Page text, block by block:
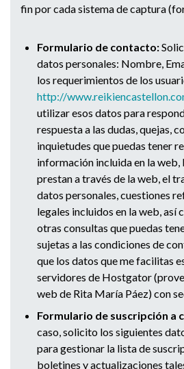
fin por cada sistema de captura
Formulario de contacto:
datos personales: Nombre,
los requerimientos de los
http://www.reikiencastellon.co
utilizar esos datos para
respuesta a las dudas, quejas,
inquietudes que puedas tener
información incluida en la web,
prestan a través de la web, el
datos personales, cuestiones
legales incluidos en la web, así
otras consultas que puedas
sujetas a las condiciones de
que los datos que me facilitas
servidores de Hostgator
web de Rita María Páez) con
Formulario de suscripción a
caso, solicito los siguientes
para gestionar la lista de
boletines y actualizaciones